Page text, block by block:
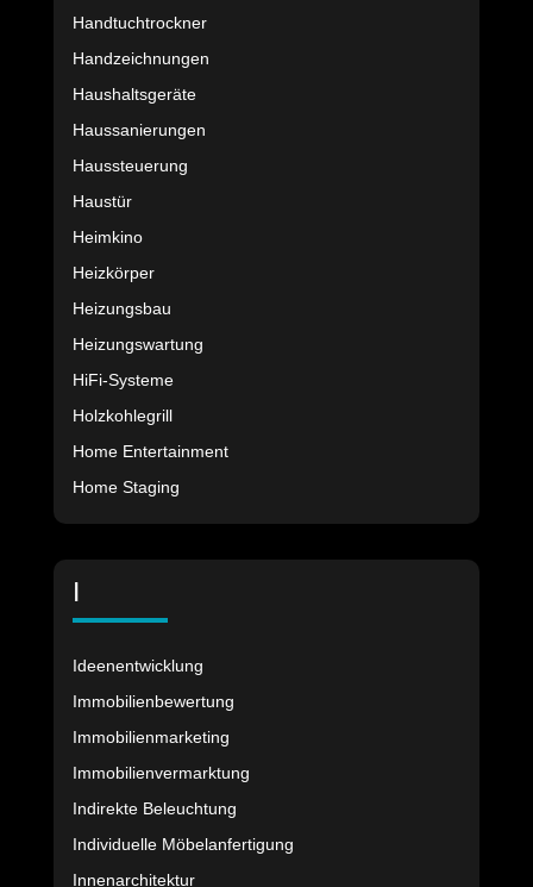
Handtuchtrockner
Handzeichnungen
Haushaltsgeräte
Haussanierungen
Haussteuerung
Haustür
Heimkino
Heizkörper
Heizungsbau
Heizungswartung
HiFi-Systeme
Holzkohlegrill
Home Entertainment
Home Staging
I
Ideenentwicklung
Immobilienbewertung
Immobilienmarketing
Immobilienvermarktung
Indirekte Beleuchtung
Individuelle Möbelanfertigung
Innenarchitektur